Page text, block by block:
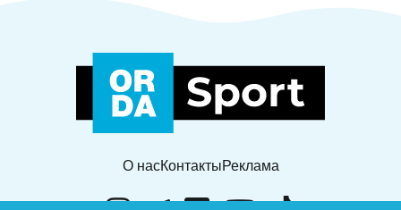
О насКонтактыРеклама